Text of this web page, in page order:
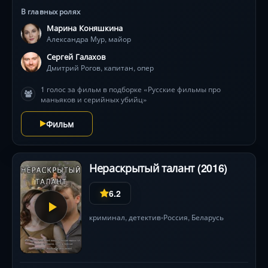
преступника окажется глубже, чем кажется.
В главных ролях
Марина Коняшкина
Александра Мур, майор
Сергей Галахов
Дмитрий Рогов, капитан, опер
1 голос за фильм в подборке «Русские фильмы про
маньяков и серийных убийц»
Фильм
Нераскрытый талант (2016)
6.2
криминал, детектив•Россия, Беларусь